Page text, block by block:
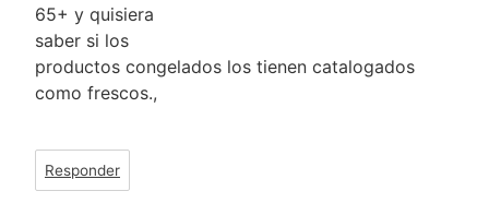
65+ y quisiera
saber si los
productos congelados los tienen catalogados
como frescos.,
Responder